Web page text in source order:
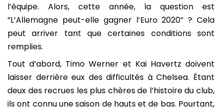
l’équipe. Alors, cette année, la question est
”L’Allemagne peut-elle gagner l’Euro 2020” ? Cela
peut arriver tant que certaines conditions sont
remplies.
Tout d’abord, Timo Werner et Kai Havertz doivent
laisser derrière eux des difficultés à Chelsea. Étant
deux des recrues les plus chères de l’histoire du club,
ils ont connu une saison de hauts et de bas. Pourtant,